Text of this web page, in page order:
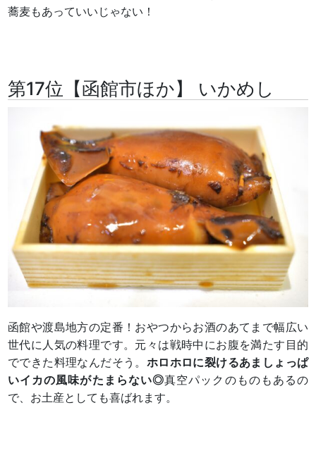
蕎麦もあっていいじゃない！
第17位【函館市ほか】 いかめし
函館や渡島地方の定番！おやつからお酒のあてまで幅広い
世代に人気の料理です。元々は戦時中にお腹を満たす目的
でできた料理なんだそう。 ホロホロに裂けるあましょっぱ
いイカの風味がたまらない◎真空パックのものもあるの
で、お土産としても喜ばれます。